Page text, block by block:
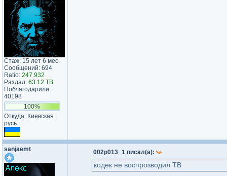
Стаж: 15 лет 6 мес.
Сообщений: 694
Ratio: 247.932
Раздал: 63.12 TB
Поблагодарили:
40198
100%
Откуда: Киевская
русь
sanjaemt 002p013_1 писал(а):
кодек не воспрозводил ТВ